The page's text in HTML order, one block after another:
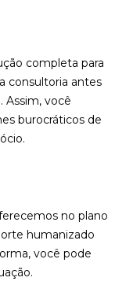
completa para
consultoria antes
Assim, você
burocráticos de
no plano
humanizado
você pode